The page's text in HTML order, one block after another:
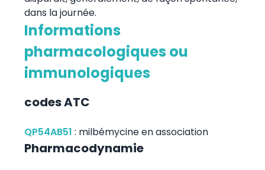
dans la journée.
Informations
pharmacologiques ou
immunologiques
codes ATC
QP54AB51 : milbémycine en association
Pharmacodynamie